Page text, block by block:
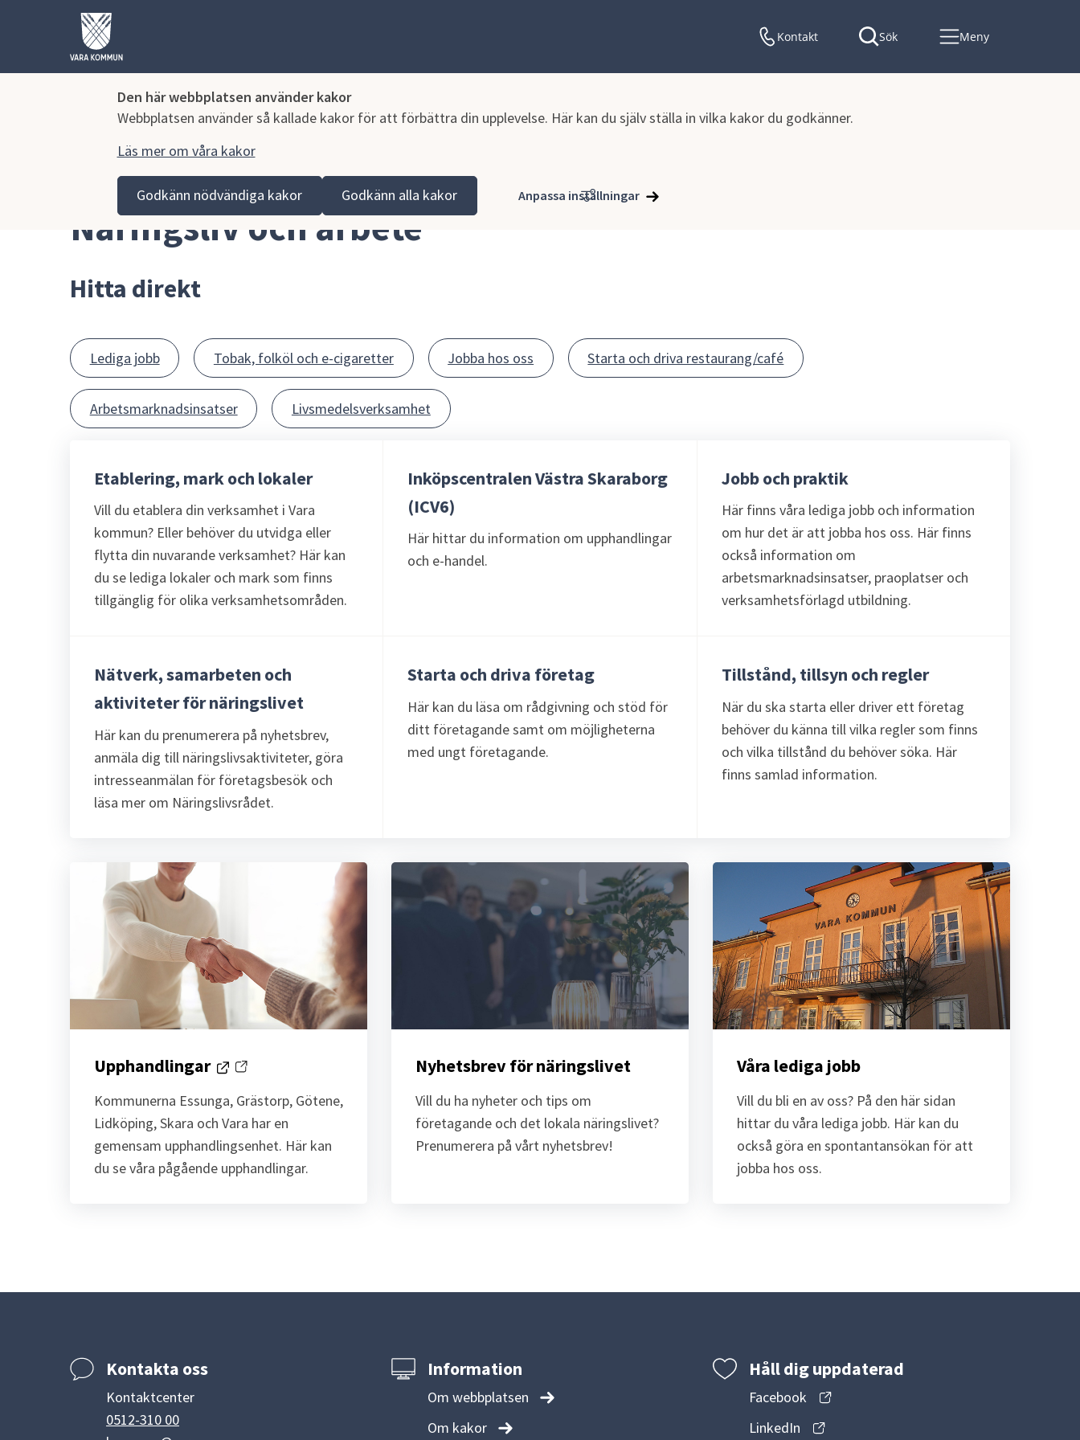
Den här webbplatsen använder kakor
Webbplatsen använder så kallade kakor för att förbättra din upplevelse. Här kan du själv ställa in vilka kakor du godkänner.
Läs mer om våra kakor
Godkänn nödvändiga kakor Godkänn alla kakor Anpassa inställningar
Kontakt Sök Meny
Vara kommun
Näringsliv och arbete
Hitta direkt
Lediga jobb Tobak, folköl och e-cigaretter Jobba hos oss Starta och driva restaurang/café
Arbetsmarknadsinsatser Livsmedelsverksamhet
Etablering, mark och lokaler
Vill du etablera din verksamhet i Vara
kommun? Eller behöver du utvidga eller
flytta din nuvarande verksamhet? Här kan
du se lediga lokaler och mark som finns
tillgänglig för olika verksamhetsområden.
Inköpscentralen Västra Skaraborg
(ICV6)
Här hittar du information om upphandlingar
och e-handel.
Jobb och praktik
Här finns våra lediga jobb och information
om hur det är att jobba hos oss. Här finns
också information om
arbetsmarknadsinsatser, praoplatser och
verksamhetsförlagd utbildning.
Nätverk, samarbeten och
aktiviteter för näringslivet
Här kan du prenumerera på nyhetsbrev,
anmäla dig till näringslivsaktiviteter, göra
intresseanmälan för företagsbesök och
läsa mer om Näringslivsrådet.
Starta och driva företag
Här kan du läsa om rådgivning och stöd för
ditt företagande samt om möjligheterna
med ungt företagande.
Tillstånd, tillsyn och regler
När du ska starta eller driver ett företag
behöver du känna till vilka regler som finns
och vilka tillstånd du behöver söka. Här
finns samlad information.
Upphandlingar
Länk till annan webbplats.
Kommunerna Essunga, Grästorp, Götene,
Lidköping, Skara och Vara har en
gemensam upphandlingsenhet. Här kan
du se våra pågående upphandlingar.
Nyhetsbrev för näringslivet
Vill du ha nyheter och tips om
företagande och det lokala näringslivet?
Prenumerera på vårt nyhetsbrev!
Våra lediga jobb
Vill du bli en av oss? På den här sidan
hittar du våra lediga jobb. Här kan du
också göra en spontantansökan för att
jobba hos oss.
Kontakta oss
Kontaktcenter
0512-310 00
Information
Om webbplatsen
Om kakor
Håll dig uppdaterad
Facebook
LinkedIn